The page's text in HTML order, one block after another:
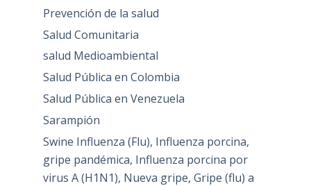
Prevención de la salud
Salud Comunitaria
salud Medioambiental
Salud Pública en Colombia
Salud Pública en Venezuela
Sarampión
Swine Influenza (Flu), Influenza porcina,
gripe pandémica, Influenza porcina por
virus A (H1N1), Nueva gripe, Gripe (flu) a